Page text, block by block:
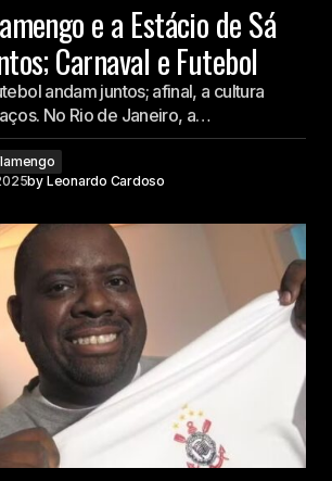
e a Estácio de Sá
Carnaval e Futebol
andam juntos; afinal, a cultura
No Rio de Janeiro, a…
by Leonardo Cardoso